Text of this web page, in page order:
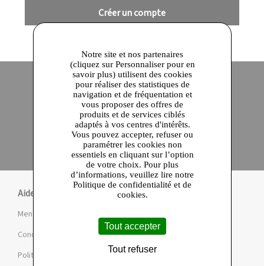
Créer un compte
Site officiel Paiement en ligne sécurisé
Click and collect
en 24 heures
Qualité garantie
Aide
Mentions légales et CGU
Conditions de la Marketplace
Politique de confidentialité et de cookies
Notre site et nos partenaires
(cliquez sur Personnaliser pour en
savoir plus) utilisent des cookies
pour réaliser des statistiques de
navigation et de fréquentation et
vous proposer des offres de
produits et de services ciblés
adaptés à vos centres d'intérêts.
Vous pouvez accepter, refuser ou
paramétrer les cookies non
essentiels en cliquant sur l’option
de votre choix. Pour plus
d’informations, veuillez lire notre
Politique de confidentialité et de
cookies.
Tout accepter
Tout refuser